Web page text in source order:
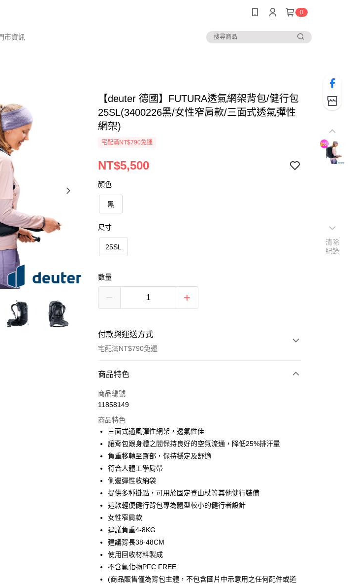
0
市資訊
【deuter 德國】FUTURA透氣網架背包/健行包
25SL(3400226黑/女性窄肩款/三面式透氣彈性
網架)
宅配滿NT$790免運
NT$5,500
顏色
黑
尺寸
25SL
數量
付款與運送方式
宅配滿NT$790免運
付款方式
信用卡一次付款
3 期 0 利率 每期 NT$1,833
合作金庫商業銀行
第一商業銀行
華南商業銀行
彰化商業銀行
國泰世華商業銀行
臺灣中小企業銀行
匯豐（台灣）商業銀行
華泰商業銀行
聯邦商業銀行
遠東國際商業銀行
元大商業銀行
台新國際商業銀行
台灣樂天信用卡公司
6 期 0 利率 每期NT$916 21家銀行
合作金庫商業銀行
第一商業銀行
華南商業銀行
上海商業儲蓄銀行
臺灣中小企業銀行
台中商業銀行
匯豐（台灣）商業銀行
華泰商業銀行
聯邦商業銀行
元大商業銀行
玉山商業銀行
台灣樂天信用卡公司
LINE Pay
Apple Pay
悠遊付
Google Pay
全盈+PAY
大哥付你分期
【大哥付你分期使用說明】
1.本服務由台灣大哥大提供，台灣大哥大用戶可立即使用無須另外申請。
ATM付款
商品特色
商品編號
11858149
商品特色
三面式通風彈性網架，透氣性佳
讓背包跟身體之間保持良好的空氣流通，降低25%排汗量
負重移轉至臀部，保持穩定及舒適
符合人體工學肩帶
側邊彈性收納袋
提供多種掛點，可用於固定登山杖等其他健行裝備
這款輕便健行背包專為體型較小的健行者設計
女性窄肩款
建議負重4-8KG
建議背長38-48CM
使用回收材料製成
不含氟化物PFC FREE
(商品販售僅為背包主體，不包含圖片中示意用之任何配件或道
清除
紀錄